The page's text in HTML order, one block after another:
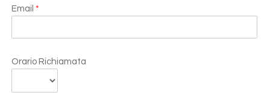
Email *
Orario Richiamata